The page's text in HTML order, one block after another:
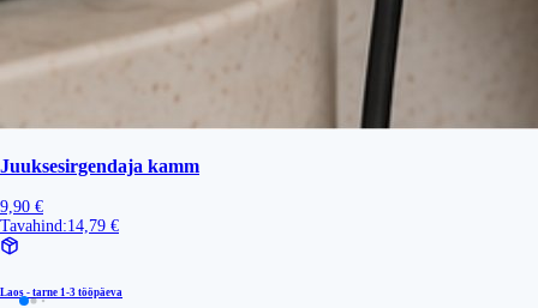
Juuksesirgendaja kamm
9,90 €
Tavahind:14,79 €
Laos - tarne 1-3 tööpäeva